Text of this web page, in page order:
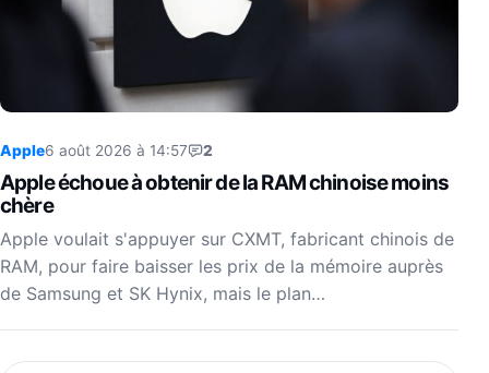
Apple6 août 2026 à 14:57 2
Apple échoue à obtenir de la RAM chinoise moins
chère
Apple voulait s'appuyer sur CXMT, fabricant chinois de
RAM, pour faire baisser les prix de la mémoire auprès
de Samsung et SK Hynix, mais le plan…